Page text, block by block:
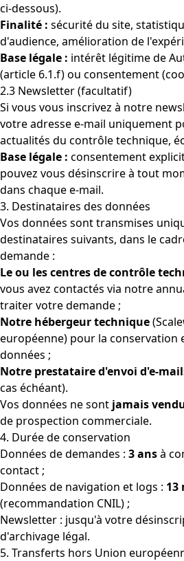
ci-dessous).
Finalité : sécurité du site,
d'audience, amélioration de
Base légale : intérêt légitime de
(article 6.1.f) ou consentement
2.3 Newsletter (facultatif)
Si vous vous inscrivez à notre
votre adresse e-mail uniquement
actualités du contrôle technique,
Base légale : consentement
pouvez vous désinscrire à tout
dans chaque e-mail.
3. Destinataires des données
Vos données sont transmises
destinataires suivants, dans le
demande :
Le ou les centres de contrôle
vous avez contactés via notre
traiter votre demande ;
Notre hébergeur technique
européenne) pour la conservation
données ;
Notre prestataire d'envoi d'e-
cas échéant).
Vos données ne sont jamais
de prospection commerciale.
4. Durée de conservation
Données de demandes : 3 ansà
contact ;
Données de navigation et logs : 13
(recommandation CNIL) ;
Newsletter : jusqu'à votre
d'archivage légal.
5. Transferts hors Union